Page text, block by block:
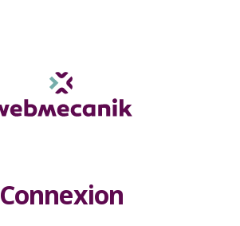
Connexion